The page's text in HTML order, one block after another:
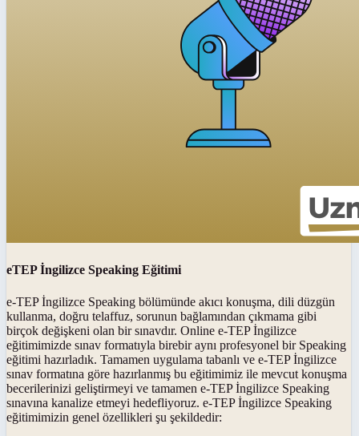
eTEP İngilizce Speaking Eğitimi
e-TEP İngilizce Speaking bölümünde akıcı konuşma, dili düzgün
kullanma, doğru telaffuz, sorunun bağlamından çıkmama gibi
birçok değişkeni olan bir sınavdır. Online e-TEP İngilizce
eğitimimizde sınav formatıyla birebir aynı profesyonel bir Speaking
eğitimi hazırladık. Tamamen uygulama tabanlı ve e-TEP İngilizce
sınav formatına göre hazırlanmış bu eğitimimiz ile mevcut konuşma
becerilerinizi geliştirmeyi ve tamamen e-TEP İngilizce Speaking
sınavına kanalize etmeyi hedefliyoruz. e-TEP İngilizce Speaking
eğitimimizin genel özellikleri şu şekildedir: